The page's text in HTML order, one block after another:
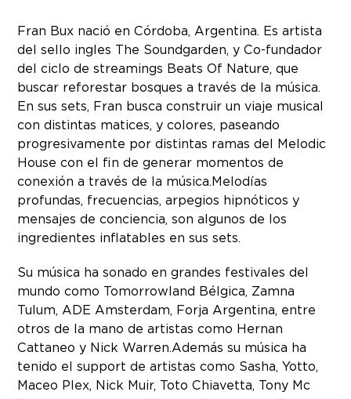
Fran Bux nació en Córdoba, Argentina. Es artista
del sello ingles The Soundgarden, y Co-fundador
del ciclo de streamings Beats Of Nature, que
buscar reforestar bosques a través de la música.
En sus sets, Fran busca construir un viaje musical
con distintas matices, y colores, paseando
progresivamente por distintas ramas del Melodic
House con el fin de generar momentos de
conexión a través de la música. Melodías
profundas, frecuencias, arpegios hipnóticos y
mensajes de conciencia, son algunos de los
ingredientes inflatables en sus sets.
Su música ha sonado en grandes festivales del
mundo como Tomorrowland Bélgica, Zamna
Tulum, ADE Amsterdam, Forja Argentina, entre
otros de la mano de artistas como Hernan
Cattaneo y Nick Warren. Además su música ha
tenido el support de artistas como Sasha, Yotto,
Maceo Plex, Nick Muir, Toto Chiavetta, Tony Mc